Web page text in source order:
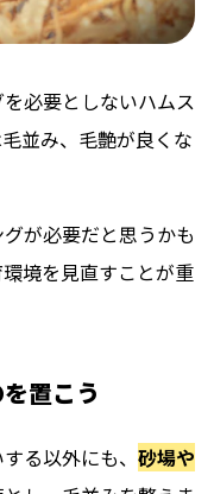
必要としないハムス
並み、毛艶が良くな
が必要だと思うかも
境を見直すことが重
置こう
る以外にも、 砂場や